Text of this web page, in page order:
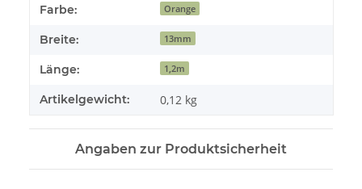
Produkteigenschaft
Wert
Farbe: Orange
Breite: 13mm
Länge: 1,2m
Artikelgewicht: 0,12 kg
Angaben zur Produktsicherheit